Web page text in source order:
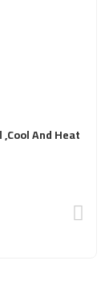
And Heat